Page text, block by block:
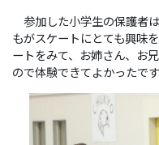
参加した小学生の保護者
もがスケートにとても興味
ートをみて、お姉さん、お
ので体験できてよかったで